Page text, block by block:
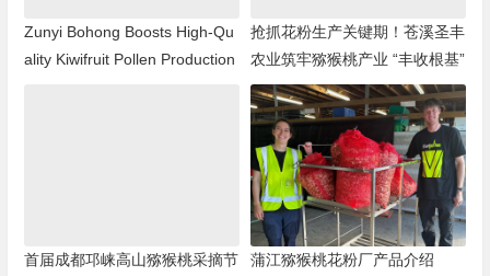
Zunyi Bohong Boosts High-Qu
ality Kiwifruit Pollen Production
抢抓花粉生产关键期！苍溪圣丰
农业筑牢猕猴桃产业 “丰收根基”
首届成都邛崃高山猕猴桃采摘节
蒲江猕猴桃花粉厂产品介绍